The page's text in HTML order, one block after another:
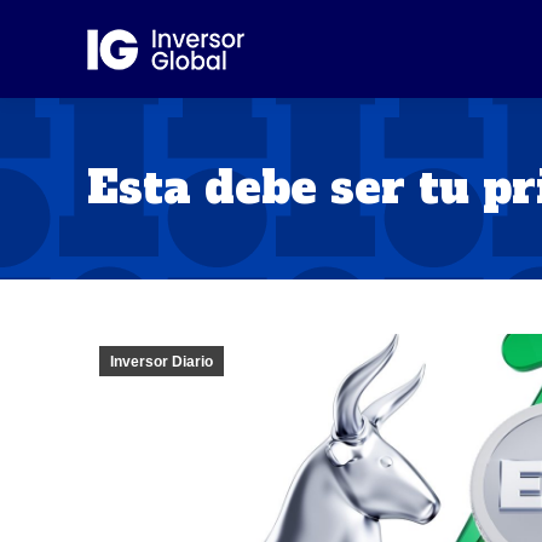
Esta debe ser tu
Inversor Diario